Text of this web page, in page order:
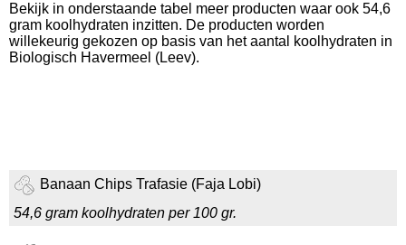
Bekijk in onderstaande tabel meer producten waar ook 54,6
gram koolhydraten inzitten. De producten worden
willekeurig gekozen op basis van het aantal koolhydraten in
Biologisch Havermeel (Leev).
Banaan Chips Trafasie (Faja Lobi)
54,6 gram koolhydraten per 100 gr.